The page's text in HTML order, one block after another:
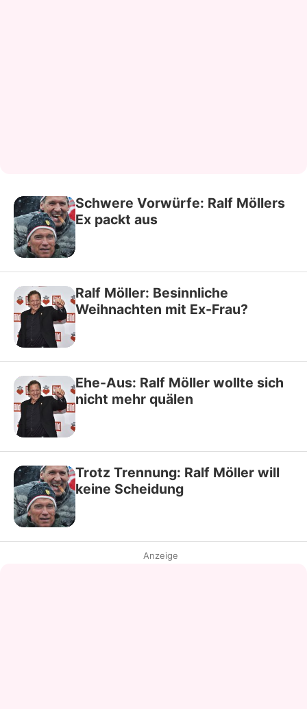
Schwere Vorwürfe: Ralf Möllers
Ex packt aus
Ralf Möller: Besinnliche
Weihnachten mit Ex-Frau?
Ehe-Aus: Ralf Möller wollte sich
nicht mehr quälen
Trotz Trennung: Ralf Möller will
keine Scheidung
Anzeige